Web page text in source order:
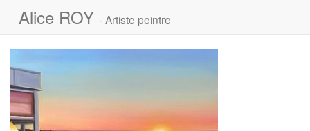
Alice ROY - Artiste peintre